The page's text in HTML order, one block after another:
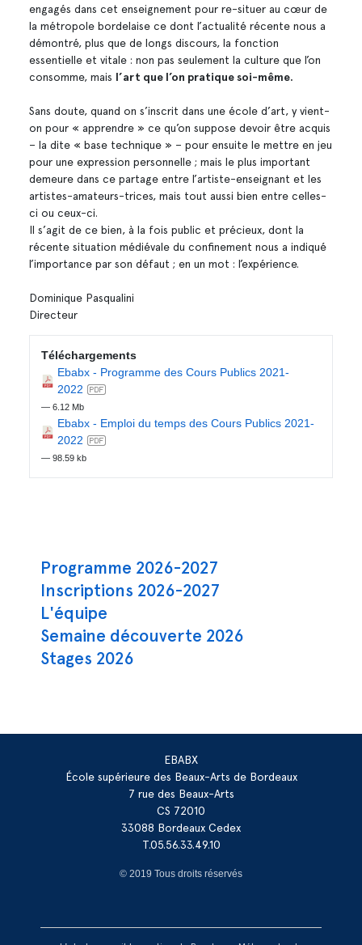
Navigation principale
Programme 2026-2027
Inscriptions 2026-2027
L'équipe
Semaine découverte 2026
Stages 2026
engagés dans cet enseignement pour re-situer au cœur de
la métropole bordelaise ce dont l’actualité récente nous a
démontré, plus que de longs discours, la fonction
essentielle et vitale : non pas seulement la culture que l’on
consomme, mais l’art que l’on pratique soi-même.
Sans doute, quand on s’inscrit dans une école d’art, y vient-
on pour « apprendre » ce qu’on suppose devoir être acquis
– la dite « base technique » – pour ensuite le mettre en jeu
pour une expression personnelle ; mais le plus important
demeure dans ce partage entre l’artiste-enseignant et les
artistes-amateurs-trices, mais tout aussi bien entre celles-
ci ou ceux-ci.
Il s’agit de ce bien, à la fois public et précieux, dont la
récente situation médiévale du confinement nous a indiqué
l’importance par son défaut ; en un mot : l’expérience.
Dominique Pasqualini
Directeur
Téléchargements
Ebabx - Programme des Cours Publics 2021-
2022
— 6.12 Mb
Ebabx - Emploi du temps des Cours Publics 2021-
2022
— 98.59 kb
EBABX
École supérieure des Beaux-Arts de Bordeaux
7 rue des Beaux-Arts
CS 72010
33088 Bordeaux Cedex
T.05.56.33.49.10
© 2019 Tous droits réservés